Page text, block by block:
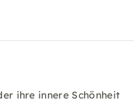
ihre innere Schönheit